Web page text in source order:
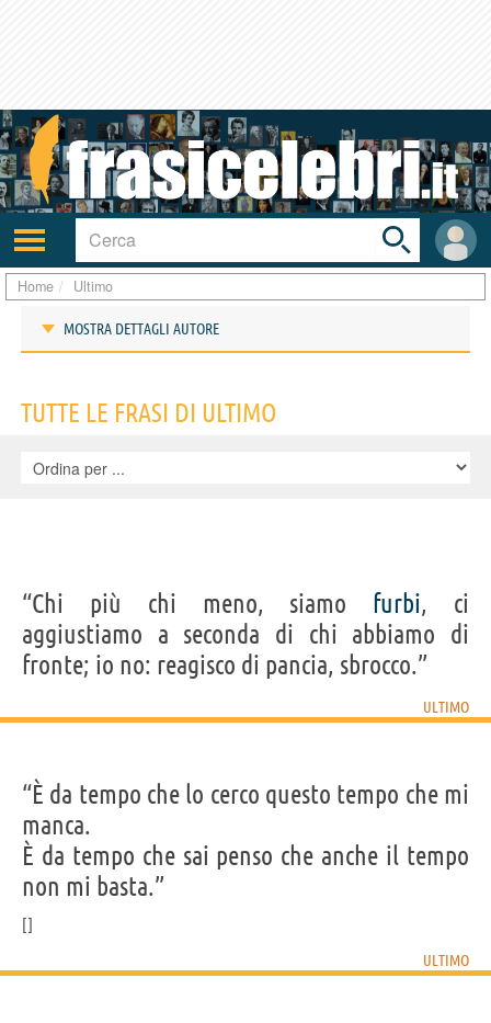
Attiva/disattiva
navigazione
User
area
Toggle
search
bar
Home Ultimo
MOSTRA DETTAGLI AUTORE
IDENTIKIT E DATI ANAGRAFICI
Nome
Niccolò
Cognome Moriconi
Pseudonimo
Nato 27 gennaio 1996
Professione cantautore
Frasi, citazioni e aforismi di Ultimo
Personaggi affini per
TUTTE LE FRASI DI ULTIMO
“Chi più chi meno, siamo furbi, ci
aggiustiamo a seconda di chi abbiamo di
fronte; io no: reagisco di pancia, sbrocco.”
ULTIMO
“È da tempo che lo cerco questo tempo che mi
manca.
È da tempo che sai penso che anche il tempo
non mi basta.”
ULTIMO